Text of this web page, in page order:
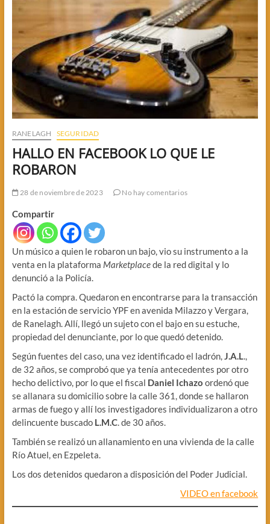
RANELAGH SEGURIDAD
HALLO EN FACEBOOK LO QUE LE
ROBARON
28 de noviembre de 2023 No hay comentarios
Compartir
Un músico a quien le robaron un bajo, vio su instrumento a la
venta en la plataforma Marketplacede la red digital y lo
denunció a la Policía.
Pactó la compra. Quedaron en encontrarse para la transacción
en la estación de servicio YPF en avenida Milazzo y Vergara,
de Ranelagh. Allí, llegó un sujeto con el bajo en su estuche,
propiedad del denunciante, por lo que quedó detenido.
Según fuentes del caso, una vez identificado el ladrón,J.A.L.,
de 32 años, se comprobó que ya tenía antecedentes por otro
hecho delictivo, por lo que el fiscal Daniel Ichazo ordenó que
se allanara su domicilio sobre la calle 361, donde se hallaron
armas de fuego y allí los investigadores individualizaron a otro
delincuente buscado L.M.C. de 30 años.
También se realizó un allanamiento en una vivienda de la calle
Río Atuel, en Ezpeleta.
Los dos detenidos quedaron a disposición del Poder Judicial.
VIDEO en facebook